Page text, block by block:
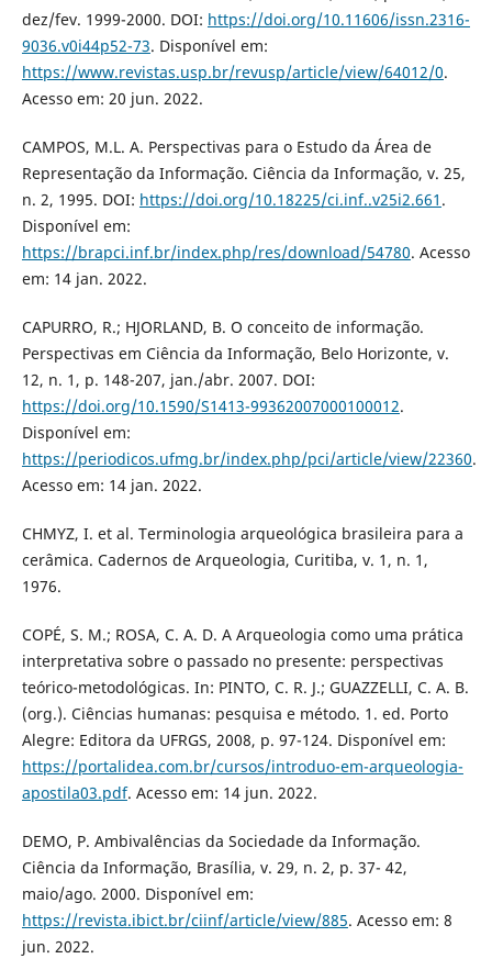
dez/fev. 1999-2000. DOI: https://doi.org/10.11606/issn.2316-
9036.v0i44p52-73. Disponível em:
https://www.revistas.usp.br/revusp/article/view/64012/0.
Acesso em: 20 jun. 2022.
CAMPOS, M.L. A. Perspectivas para o Estudo da Área de
Representação da Informação. Ciência da Informação, v. 25,
n. 2, 1995. DOI: https://doi.org/10.18225/ci.inf..v25i2.661 .
Disponível em:
https://brapci.inf.br/index.php/res/download/54780. Acesso
em: 14 jan. 2022.
CAPURRO, R.; HJORLAND, B. O conceito de informação.
Perspectivas em Ciência da Informação, Belo Horizonte, v.
12, n. 1, p. 148-207, jan./abr. 2007. DOI:
https://doi.org/10.1590/S1413-99362007000100012.
Disponível em:
https://periodicos.ufmg.br/index.php/pci/article/view/22360.
Acesso em: 14 jan. 2022.
CHMYZ, I. et al. Terminologia arqueológica brasileira para a
cerâmica. Cadernos de Arqueologia, Curitiba, v. 1, n. 1,
1976.
COPÉ, S. M.; ROSA, C. A. D. A Arqueologia como uma prática
interpretativa sobre o passado no presente: perspectivas
teórico-metodológicas. In: PINTO, C. R. J.; GUAZZELLI, C. A. B.
(org.). Ciências humanas: pesquisa e método. 1. ed. Porto
Alegre: Editora da UFRGS, 2008, p. 97-124. Disponível em:
https://portalidea.com.br/cursos/introduo-em-arqueologia-
apostila03.pdf. Acesso em: 14 jun. 2022.
DEMO, P. Ambivalências da Sociedade da Informação.
Ciência da Informação, Brasília, v. 29, n. 2, p. 37- 42,
maio/ago. 2000. Disponível em:
https://revista.ibict.br/ciinf/article/view/885. Acesso em: 8
jun. 2022.